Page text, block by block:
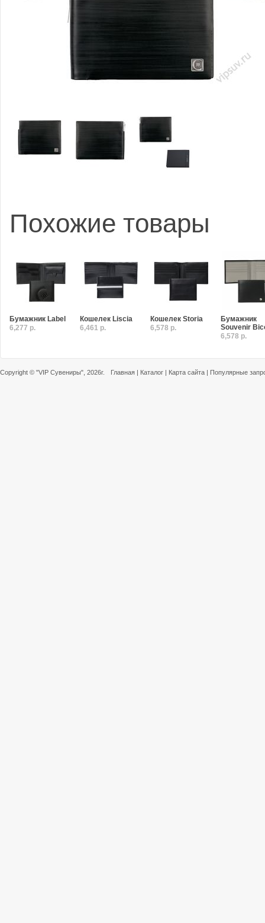
Похожие товары
Бумажник Label
6,277 р.
Кошелек Liscia
6,461 р.
Кошелек Storia
6,578 р.
Бумажник
Souvenir
6,578 р.
Copyright © "VIP Сувениры" , 2026г. Главная | Каталог | Карта сайта | Популярные